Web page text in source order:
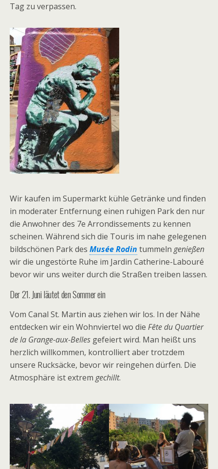
Tag zu verpassen.
Wir kaufen im Supermarkt kühle Getränke und finden
in moderater Entfernung einen ruhigen Park den nur
die Anwohner des 7e Arrondissements zu kennen
scheinen. Während sich die Touris im nahe gelegenen
bildschönen Park des Musée Rodin tummeln genießen
wir die ungestörte Ruhe im Jardin Catherine-Labouré
bevor wir uns weiter durch die Straßen treiben lassen.
Der 21. Juni läutet den Sommer ein
Vom Canal St. Martin aus ziehen wir los. In der Nähe
entdecken wir ein Wohnviertel wo die Fête du Quartier
de la Grange-aux-Belles gefeiert wird. Man heißt uns
herzlich willkommen, kontrolliert aber trotzdem
unsere Rucksäcke, bevor wir reingehen dürfen. Die
Atmosphäre ist extrem gechillt.